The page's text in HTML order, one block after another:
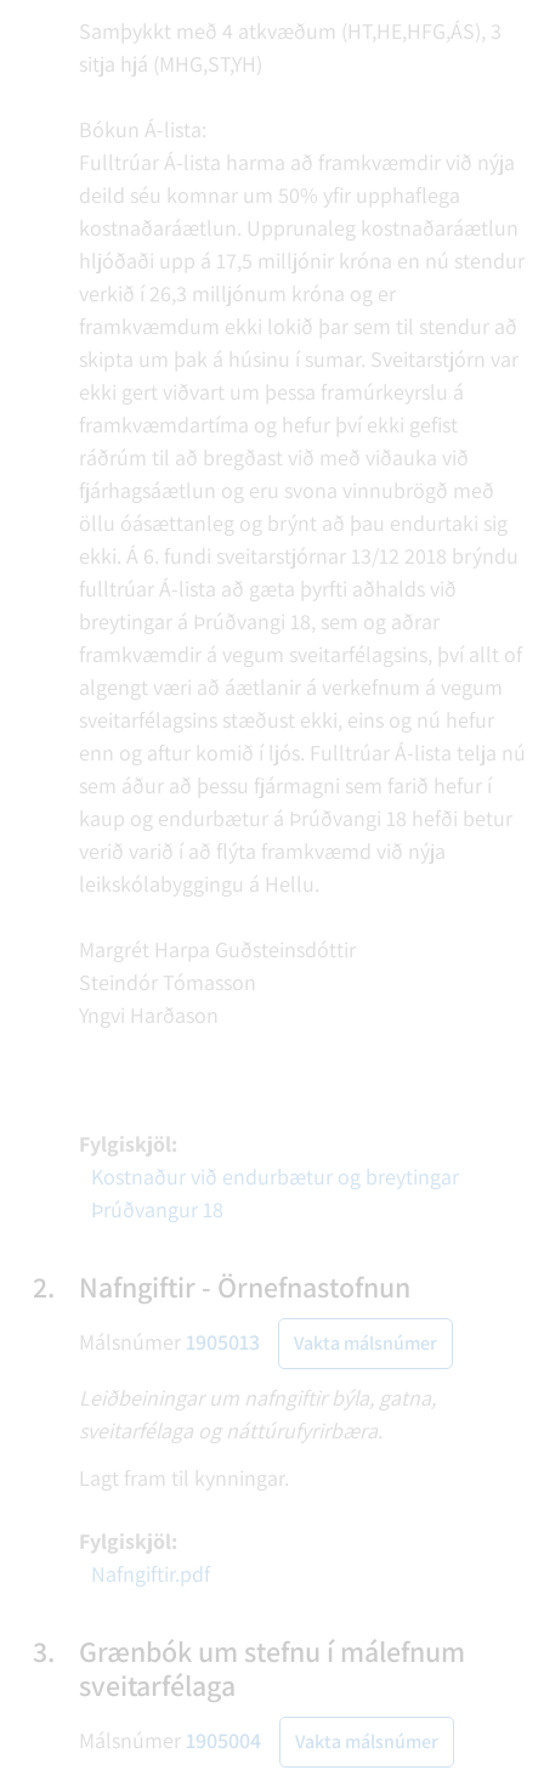
Samþykkt með 4 atkvæðum (HT,HE,HFG,ÁS), 3
sitja hjá (MHG,ST,YH)
Bókun Á-lista:
Fulltrúar Á-lista harma að framkvæmdir við nýja
deild séu komnar um 50% yfir upphaflega
kostnaðaráætlun. Upprunaleg kostnaðaráætlun
hljóðaði upp á 17,5 milljónir króna en nú stendur
verkið í 26,3 milljónum króna og er
framkvæmdum ekki lokið þar sem til stendur að
skipta um þak á húsinu í sumar. Sveitarstjórn var
ekki gert viðvart um þessa framúrkeyrslu á
framkvæmdartíma og hefur því ekki gefist
ráðrúm til að bregðast við með viðauka við
fjárhagsáætlun og eru svona vinnubrögð með
öllu óásættanleg og brýnt að þau endurtaki sig
ekki. Á 6. fundi sveitarstjórnar 13/12 2018 brýndu
fulltrúar Á-lista að gæta þyrfti aðhalds við
breytingar á Þrúðvangi 18, sem og aðrar
framkvæmdir á vegum sveitarfélagsins, því allt of
algengt væri að áætlanir á verkefnum á vegum
sveitarfélagsins stæðust ekki, eins og nú hefur
enn og aftur komið í ljós. Fulltrúar Á-lista telja nú
sem áður að þessu fjármagni sem farið hefur í
kaup og endurbætur á Þrúðvangi 18 hefði betur
verið varið í að flýta framkvæmd við nýja
leikskólabyggingu á Hellu.
Margrét Harpa Guðsteinsdóttir
Steindór Tómasson
Yngvi Harðason
Fylgiskjöl:
Kostnaður við endurbætur og breytingar
Þrúðvangur 18
2. Nafngiftir - Örnefnastofnun
Málsnúmer 1905013 Vakta málsnúmer
Leiðbeiningar um nafngiftir býla, gatna,
sveitarfélaga og náttúrufyrirbæra.
Lagt fram til kynningar.
Fylgiskjöl:
Nafngiftir.pdf
3.
Grænbók um stefnu í málefnum
sveitarfélaga
Málsnúmer 1905004 Vakta málsnúmer